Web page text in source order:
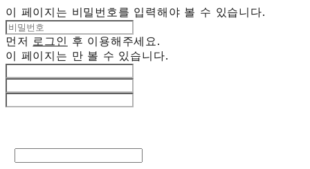
이 페이지는 비밀번호를 입력해야 볼 수 있습니다.
먼저 로그인 후 이용해주세요.
이 페이지는 만 볼 수 있습니다.